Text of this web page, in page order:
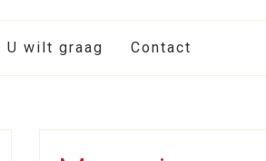
U wilt graag Contact